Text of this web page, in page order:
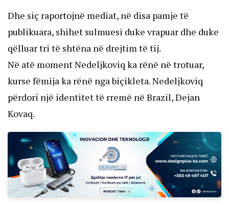
Dhe siç raportojnë mediat, në disa pamje të
publikuara, shihet sulmuesi duke vrapuar dhe duke
qëlluar tri të shtëna në drejtim të tij.
Në atë moment Nedeljkoviq ka rënë në trotuar,
kurse fëmija ka rënë nga biçikleta. Nedeljkoviq
përdori një identitet të rremë në Brazil, Dejan
Kovaq.